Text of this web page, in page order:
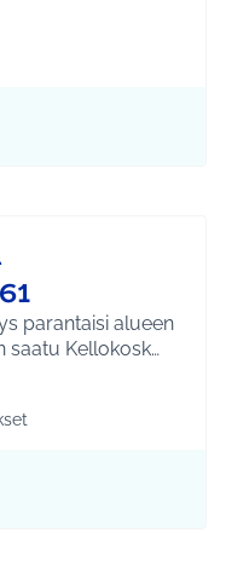
Ympäristö
parantaisi alueen
Idea on saatu Kellokosk…
mukaan: Liikunta ja